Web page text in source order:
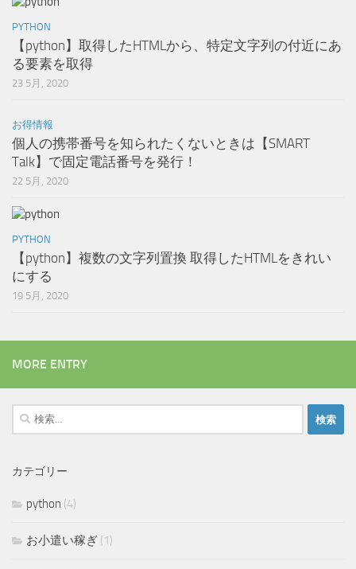
PYTHON
【python】取得したHTMLから、特定文字列の付近にあ
る要素を取得
23 5月, 2020
お得情報
個人の携帯番号を知られたくないときは【SMART
Talk】で固定電話番号を発行！
22 5月, 2020
PYTHON
【python】複数の文字列置換 取得したHTMLをきれい
にする
19 5月, 2020
MORE ENTRY
検
索:
カテゴリー
python (4)
お小遣い稼ぎ (1)